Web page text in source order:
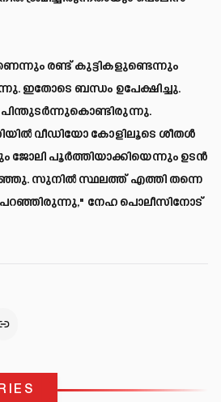
രണ്ട് കുട്ടികളുണ്ടെന്നും
ഇതോടെ ബന്ധം ഉപേക്ഷിച്ചു.
വീഡിയോ കോളിലൂടെ ശീതൾ
പൂർത്തിയാക്കിയെന്നും ഉടൻ
സുനിൽ സ്ഥലത്ത് എത്തി തന്നെ
പറഞ്ഞിരുന്നു," നേഹ പൊലീസിനോട്